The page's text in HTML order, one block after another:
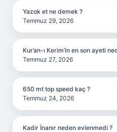
Yazok et ne demek ?
Temmuz 29, 2026
Kur’an-ı Kerim’in en son ayeti
Temmuz 27, 2026
650 mt top speed kaç ?
Temmuz 24, 2026
Kadir İnanır neden evlenmedi ?